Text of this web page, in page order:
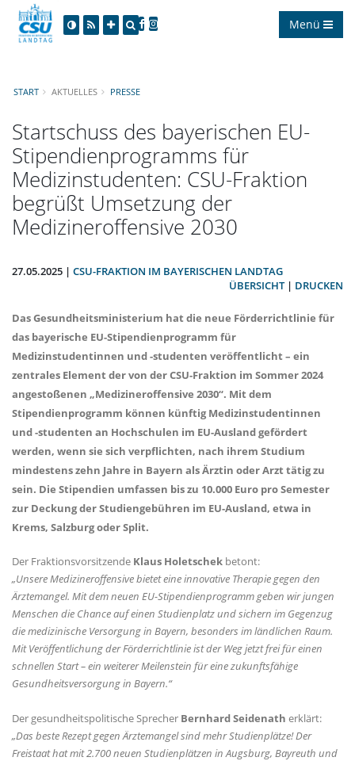
Menü
START AKTUELLES PRESSE
Startschuss des bayerischen EU-
Stipendienprogramms für
Medizinstudenten: CSU-Fraktion
begrüßt Umsetzung der
Medizineroffensive 2030
27.05.2025 | CSU-FRAKTION IM BAYERISCHEN LANDTAG
ÜBERSICHT| DRUCKEN
Das Gesundheitsministerium hat die neue Förderrichtlinie für
das bayerische EU-Stipendienprogramm für
Medizinstudentinnen und -studenten veröffentlicht – ein
zentrales Element der von der CSU-Fraktion im Sommer 2024
angestoßenen „Medizineroffensive 2030“. Mit dem
Stipendienprogramm können künftig Medizinstudentinnen
und -studenten an Hochschulen im EU-Ausland gefördert
werden, wenn sie sich verpflichten, nach ihrem Studium
mindestens zehn Jahre in Bayern als Ärztin oder Arzt tätig zu
sein. Die Stipendien umfassen bis zu 10.000 Euro pro Semester
zur Deckung der Studiengebühren im EU-Ausland, etwa in
Krems, Salzburg oder Split.
Der Fraktionsvorsitzende Klaus Holetschek betont:
Unsere Medizineroffensive bietet eine innovative Therapie gegen den
Ärztemangel. Mit dem neuen EU-Stipendienprogramm geben wir jungen
Menschen die Chance auf einen Studienplatz und sichern im Gegenzug
die medizinische Versorgung in Bayern, besonders im ländlichen Raum.
Mit Veröffentlichung der Förderrichtlinie ist der Weg jetzt frei für einen
schnellen Start – ein weiterer Meilenstein für eine zukunftsfähige
Gesundheitsversorgung in Bayern.“
Der gesundheitspolitische Sprecher Bernhard Seidenath erklärt:
Das beste Rezept gegen Ärztemangel sind mehr Studienplätze! Der
Freistaat hat mit 2.700 neuen Studienplätzen in Augsburg, Bayreuth und